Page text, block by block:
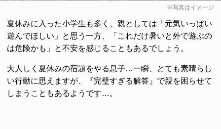
※写真はイメージ
夏休みに入った小学生も多く、親としては「元気いっぱい
遊んでほしい」と思う一方、「これだけ暑いと外で遊ぶの
は危険かも」と不安を感じることもあるでしょう。
大人しく夏休みの宿題をやる息子…一瞬、とても素晴らし
い行動に思えますが、『完璧すぎる解答』で親を困らせて
しまうこともあるようです…。